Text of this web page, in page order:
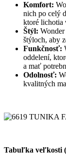
Komfort:
nich po celý
ktoré lichotia
Štýl:
štýloch, aby
Funkčnosť:
oddelení,
a mať
Odolnosť:
kvalitných
Tabuľka veľkosti